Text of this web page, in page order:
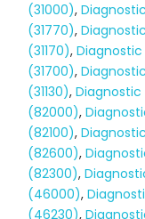
(31000),
(31770),
(31170),
(31700),
(31130),
(82000),
(82100),
(82600),
(82300),
(46000),
(46230),